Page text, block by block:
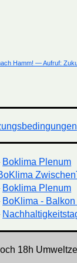
Hamm! — Aufruf:
Boklima Plenum
Boklima Plenum
BoKlima -
18h